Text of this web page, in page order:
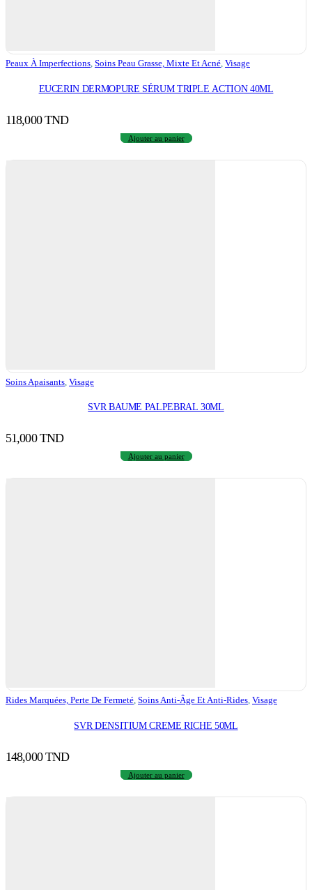
Peaux À Imperfections, Soins Peau Grasse, Mixte Et Acné, Visage
EUCERIN DERMOPURE SÉRUM TRIPLE ACTION 40ML
118,000TND
Ajouter au panier
Soins Apaisants Visage
SVR BAUME PALPEBRAL 30ML
51,000TND
Ajouter au panier
Rides Marquées, Perte De Fermeté, Soins Anti-Âge Et Anti-Rides, Visage
SVR DENSITIUM CREME RICHE 50ML
148,000TND
Ajouter au panier